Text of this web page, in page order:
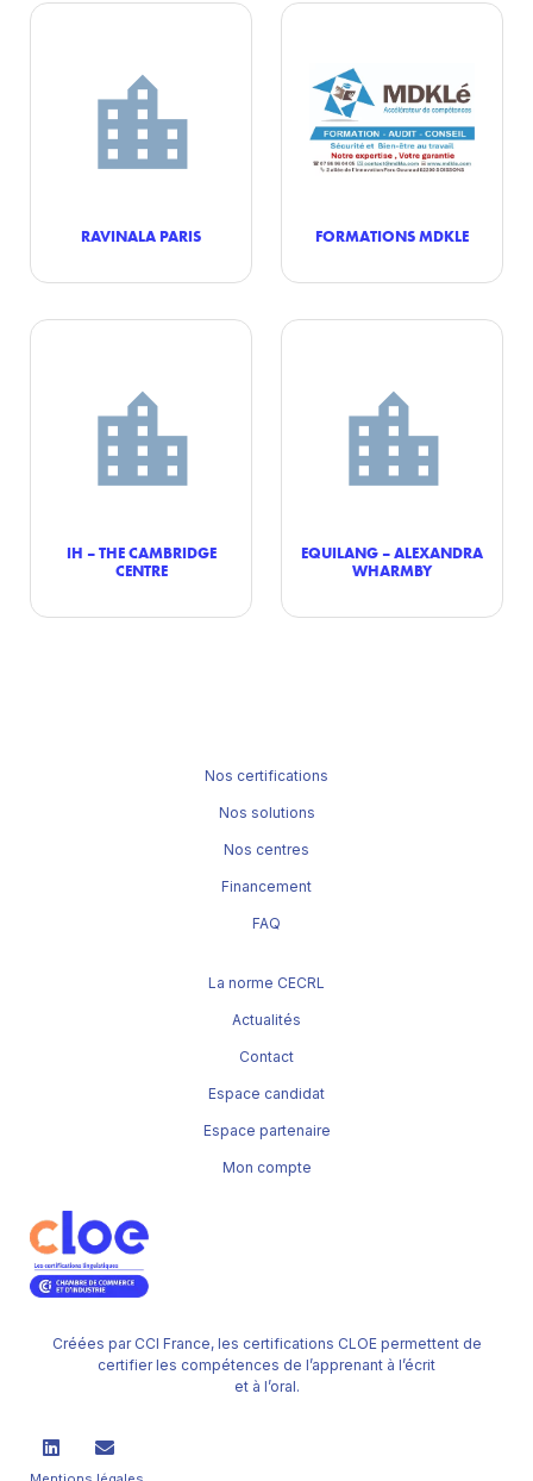
RAVINALA PARIS FORMATIONS MDKLE
IH – THE CAMBRIDGE
CENTRE
EQUILANG – ALEXANDRA
WHARMBY
Créées par CCI France, les certifications CLOE permettent de
certifier les compétences de l’apprenant à l’écrit
et à l’oral.
Nos certifications
Nos solutions
Nos centres
Financement
FAQ
La norme CECRL
Actualités
Contact
Espace candidat
Espace partenaire
Mon compte